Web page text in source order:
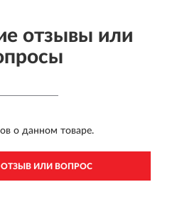
отзывы или
о данном товаре.
ОТЗЫВ ИЛИ ВОПРОС